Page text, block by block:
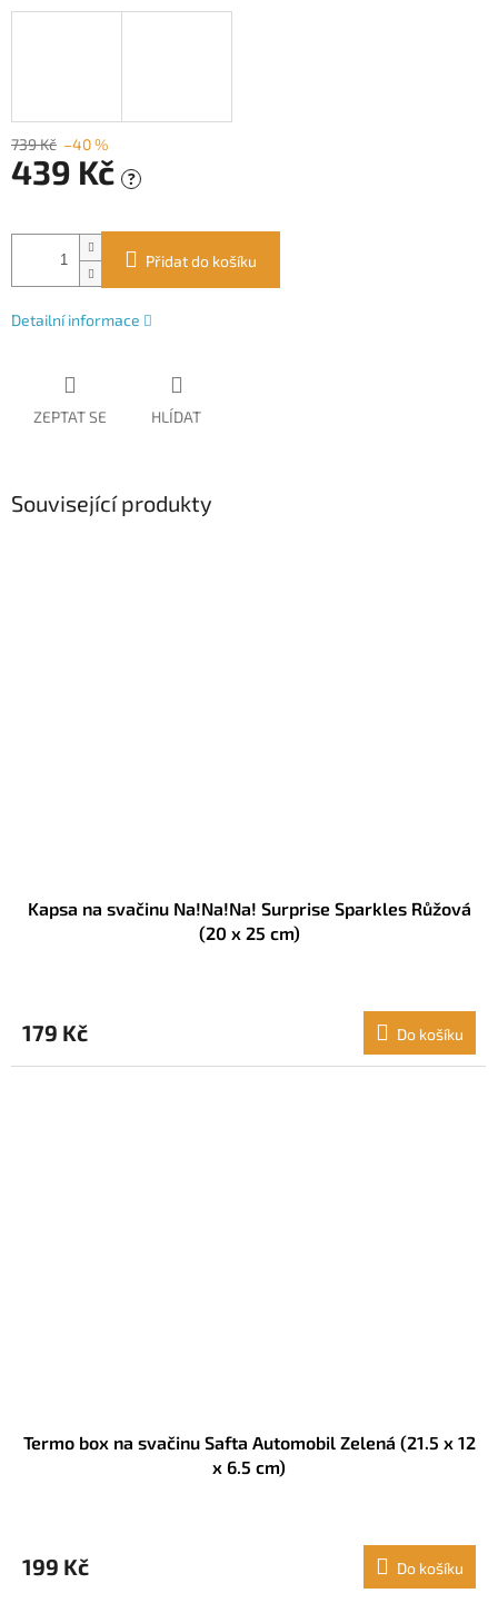
739 Kč –40 %
439 Kč ?
cena:
Přidat do košíku
Detailní informace
ZEPTAT SE HLÍDAT
Související produkty
Kapsa na svačinu Na!Na!Na! Surprise Sparkles Růžová
(20 x 25 cm)
179 Kč Do košíku
Termo box na svačinu Safta Automobil Zelená (21.5 x 12
x 6.5 cm)
199 Kč Do košíku